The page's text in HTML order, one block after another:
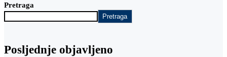
Pretraga
Pretraga
Posljednje objavljeno